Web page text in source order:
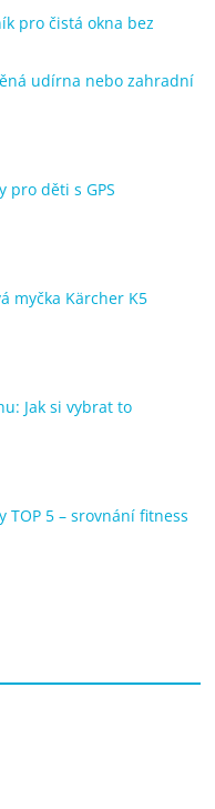
pro čistá okna bez
udírna nebo zahradní
pro děti s GPS
myčka Kärcher K5
Jak si vybrat to
5 – srovnání fitness